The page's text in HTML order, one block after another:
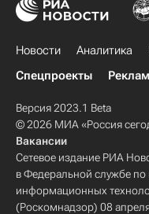
Новости Аналитика
Спецпроекты
Версия 2023.1 Beta
© 2026 МИА «Россия
Вакансии
Сетевое издание РИА
в Федеральной службе по
информационных
(Роскомнадзор) 08